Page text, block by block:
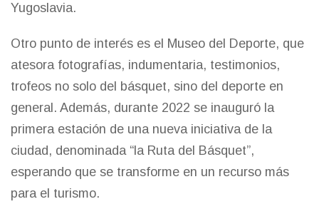
Yugoslavia.
Otro punto de interés es el Museo del Deporte, que
atesora fotografías, indumentaria, testimonios,
trofeos no solo del básquet, sino del deporte en
general. Además, durante 2022 se inauguró la
primera estación de una nueva iniciativa de la
ciudad, denominada “la Ruta del Básquet”,
esperando que se transforme en un recurso más
para el turismo.